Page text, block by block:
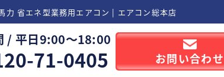
力 省エネ型業務用エアコン | エアコン総本店
/ 平日9:00〜18:00
71-0405 お問い合わせ